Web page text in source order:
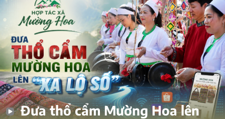
Đưa thổ cẩm Mường Hoa lên